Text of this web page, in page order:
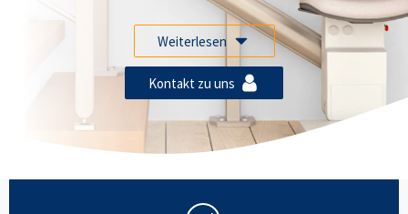
Weiterlesen
Kontakt zu uns